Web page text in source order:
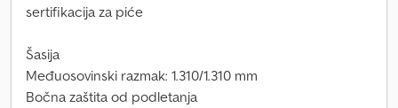
sertifikacija za piće
Šasija
Međuosovinski razmak: 1.310/1.310 mm
Bočna zaštita od podletanja